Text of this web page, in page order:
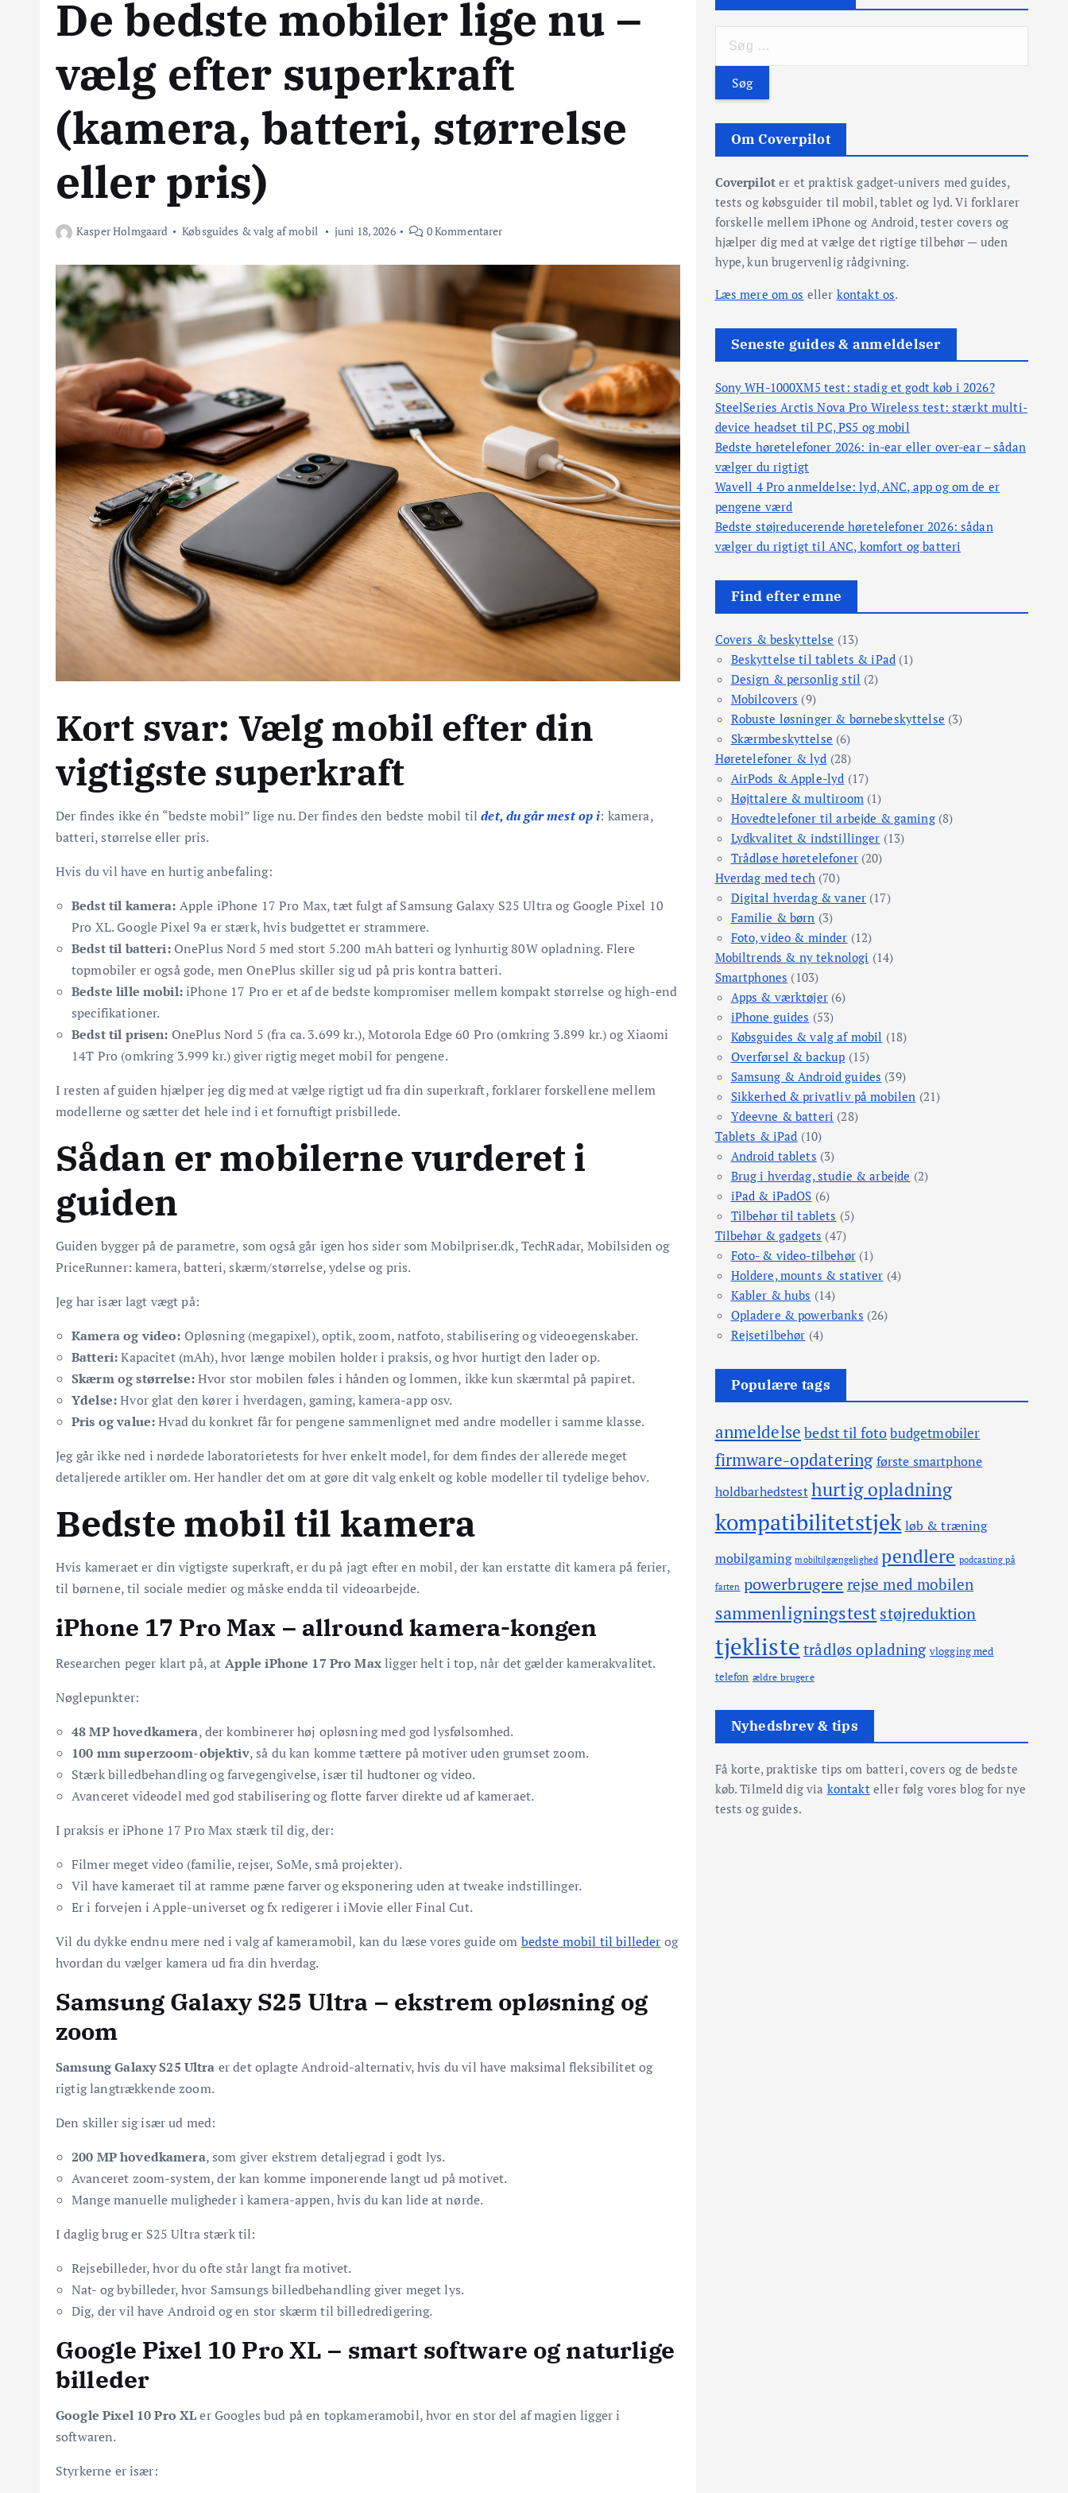
De bedste mobiler lige nu –
vælg efter superkraft
(kamera, batteri, størrelse
eller pris)
Kasper Holmgaard Købsguides & valg af mobil juni 18, 2026 0 Kommentarer
Kort svar: Vælg mobil efter din
vigtigste superkraft
Der findes ikke én “bedste mobil” lige nu. Der findes den bedste mobil tildet, du går mest op i: kamera,
batteri, størrelse eller pris.
Hvis du vil have en hurtig anbefaling:
Bedst til kamera: Apple iPhone 17 Pro Max, tæt fulgt af Samsung Galaxy S25 Ultra og Google Pixel 10
Pro XL. Google Pixel 9a er stærk, hvis budgettet er strammere.
Bedst til batteri:OnePlus Nord 5 med stort 5.200 mAh batteri og lynhurtig 80W opladning. Flere
topmobiler er også gode, men OnePlus skiller sig ud på pris kontra batteri.
Bedste lille mobil:iPhone 17 Pro er et af de bedste kompromiser mellem kompakt størrelse og high-end
specifikationer.
Bedst til prisen: OnePlus Nord 5 (fra ca. 3.699 kr.), Motorola Edge 60 Pro (omkring 3.899 kr.) og Xiaomi
14T Pro (omkring 3.999 kr.) giver rigtig meget mobil for pengene.
I resten af guiden hjælper jeg dig med at vælge rigtigt ud fra din superkraft, forklarer forskellene mellem
modellerne og sætter det hele ind i et fornuftigt prisbillede.
Sådan er mobilerne vurderet i
guiden
Guiden bygger på de parametre, som også går igen hos sider som Mobilpriser.dk, TechRadar, Mobilsiden og
PriceRunner: kamera, batteri, skærm/størrelse, ydelse og pris.
Jeg har især lagt vægt på:
Kamera og video: Opløsning (megapixel), optik, zoom, natfoto, stabilisering og videoegenskaber.
Batteri:Kapacitet (mAh), hvor længe mobilen holder i praksis, og hvor hurtigt den lader op.
Skærm og størrelse:Hvor stor mobilen føles i hånden og lommen, ikke kun skærmtal på papiret.
Ydelse:Hvor glat den kører i hverdagen, gaming, kamera-app osv.
Pris og value:Hvad du konkret får for pengene sammenlignet med andre modeller i samme klasse.
Jeg går ikke ned i nørdede laboratorietests for hver enkelt model, for dem findes der allerede meget
detaljerede artikler om. Her handler det om at gøre dit valg enkelt og koble modeller til tydelige behov.
Bedste mobil til kamera
Hvis kameraet er din vigtigste superkraft, er du på jagt efter en mobil, der kan erstatte dit kamera på ferier,
til børnene, til sociale medier og måske endda til videoarbejde.
iPhone 17 Pro Max – allround kamera-kongen
Researchen peger klart på, at Apple iPhone 17 Pro Maxligger helt i top, når det gælder kamerakvalitet.
Nøglepunkter:
48 MP hovedkamera, der kombinerer høj opløsning med god lysfølsomhed.
100 mm superzoom-objektiv, så du kan komme tættere på motiver uden grumset zoom.
Stærk billedbehandling og farvegengivelse, især til hudtoner og video.
Avanceret videodel med god stabilisering og flotte farver direkte ud af kameraet.
I praksis er iPhone 17 Pro Max stærk til dig, der:
Filmer meget video (familie, rejser, SoMe, små projekter).
Vil have kameraet til at ramme pæne farver og eksponering uden at tweake indstillinger.
Er i forvejen i Apple-universet og fx redigerer i iMovie eller Final Cut.
Vil du dykke endnu mere ned i valg af kameramobil, kan du læse vores guide om bedste mobil til billeder og
hvordan du vælger kamera ud fra din hverdag.
Samsung Galaxy S25 Ultra – ekstrem opløsning og
zoom
Samsung Galaxy S25 Ultra er det oplagte Android-alternativ, hvis du vil have maksimal fleksibilitet og
rigtig langtrækkende zoom.
Den skiller sig især ud med:
200 MP hovedkamera, som giver ekstrem detaljegrad i godt lys.
Avanceret zoom-system, der kan komme imponerende langt ud på motivet.
Mange manuelle muligheder i kamera-appen, hvis du kan lide at nørde.
I daglig brug er S25 Ultra stærk til:
Rejsebilleder, hvor du ofte står langt fra motivet.
Nat- og bybilleder, hvor Samsungs billedbehandling giver meget lys.
Dig, der vil have Android og en stor skærm til billedredigering.
Google Pixel 10 Pro XL – smart software og naturlige
billeder
Google Pixel 10 Pro XLer Googles bud på en topkameramobil, hvor en stor del af magien ligger i
softwaren.
Styrkerne er især:
e
r
Om Coverpilot
Coverpilot er et praktisk gadget-univers med guides,
tests og købsguider til mobil, tablet og lyd. Vi forklarer
forskelle mellem iPhone og Android, tester covers og
hjælper dig med at vælge det rigtige tilbehør — uden
hype, kun brugervenlig rådgivning.
Læs mere om os eller kontakt os.
Seneste guides & anmeldelser
Sony WH-1000XM5 test: stadig et godt køb i 2026?
SteelSeries Arctis Nova Pro Wireless test: stærkt multi-
device headset til PC, PS5 og mobil
Bedste høretelefoner 2026: in-ear eller over-ear – sådan
vælger du rigtigt
Wavell 4 Pro anmeldelse: lyd, ANC, app og om de er
pengene værd
Bedste støjreducerende høretelefoner 2026: sådan
vælger du rigtigt til ANC, komfort og batteri
Find efter emne
Covers & beskyttelse (13)
Beskyttelse til tablets & iPad (1)
Design & personlig stil (2)
Mobilcovers (9)
Robuste løsninger & børnebeskyttelse (3)
Skærmbeskyttelse (6)
Høretelefoner & lyd (28)
AirPods & Apple-lyd (17)
Højttalere & multiroom(1)
Hovedtelefoner til arbejde & gaming(8)
Lydkvalitet & indstillinger (13)
Trådløse høretelefoner(20)
Hverdag med tech(70)
Digital hverdag & vaner (17)
Familie & børn (3)
Foto, video & minder (12)
Mobiltrends & ny teknologi (14)
Smartphones (103)
Apps & værktøjer(6)
iPhone guides (53)
Købsguides & valg af mobil (18)
Overførsel & backup (15)
Samsung & Android guides (39)
Sikkerhed & privatliv på mobilen (21)
Ydeevne & batteri (28)
Tablets & iPad (10)
Android tablets (3)
Brug i hverdag, studie & arbejde (2)
iPad & iPadOS (6)
Tilbehør til tablets (5)
Tilbehør & gadgets (47)
Foto- & video-tilbehør(1)
Holdere, mounts & stativer (4)
Kabler & hubs (14)
Opladere & powerbanks (26)
Rejsetilbehør (4)
Populære tags
anmeldelse bedst til fotobudgetmobiler
firmware-opdatering første smartphone
holdbarhedstesthurtig opladning
kompatibilitetstjek løb & træning
mobilgaming mobiltilgængelighed pendlere podcasting på
farten powerbrugererejse med mobilen
sammenligningsteststøjreduktion
tjekliste trådløs opladning vlogging med
telefon ældre brugere
Nyhedsbrev & tips
Få korte, praktiske tips om batteri, covers og de bedste
køb. Tilmeld dig via kontakt eller følg vores blog for nye
tests og guides.